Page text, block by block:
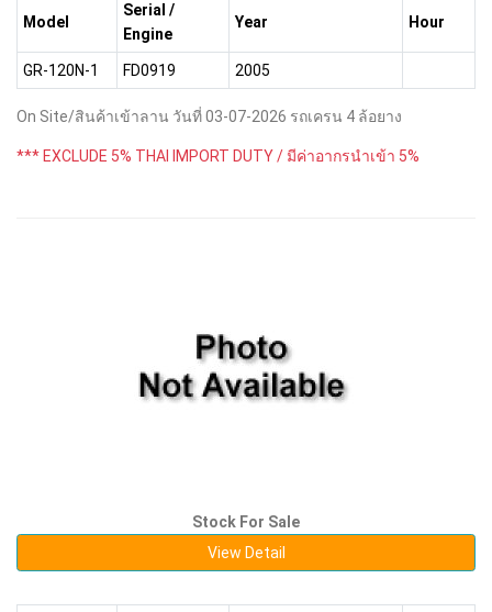
Model
Serial /
Engine
Year Hour
GR-120N-1 FD0919 2005
On Site/สินค้าเข้าลาน วันที่ 03-07-2026 รถเครน 4 ล้อยาง
*** EXCLUDE 5% THAI IMPORT DUTY / มีค่าอากรนำเข้า 5%
Stock For Sale
View Detail